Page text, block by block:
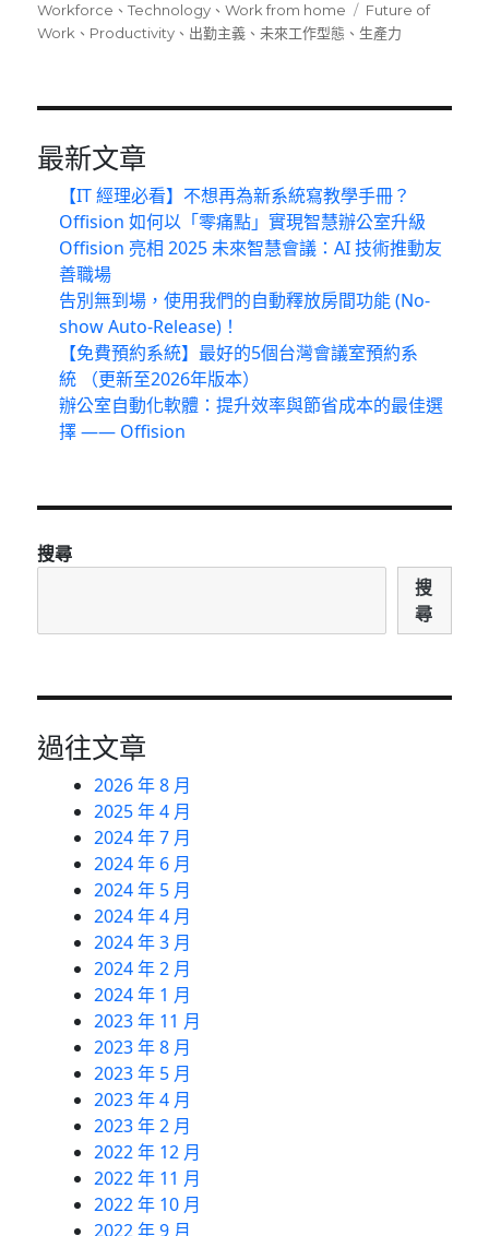
佈
日
類
Workforce 、Technology 、Work from home
標
籤
Future of
Work 、 Productivity 、 出勤主義 、未來工作型態 、 生產力
最新文章
【IT 經理必看】不想再為新系統寫教學手冊？
Offision 如何以「零痛點」實現智慧辦公室升級
Offision 亮相 2025 未來智慧會議：AI 技術推動友
善職場
告別無到場，使用我們的自動釋放房間功能 (No-
show Auto-Release)！
【免費預約系統】最好的5個台灣會議室預約系
統 （更新至2026年版本）
辦公室自動化軟體：提升效率與節省成本的最佳選
擇 —— Offision
搜尋
搜
尋
過往文章
2026 年 8 月
2025 年 4 月
2024 年 7 月
2024 年 6 月
2024 年 5 月
2024 年 4 月
2024 年 3 月
2024 年 2 月
2024 年 1 月
2023 年 11 月
2023 年 8 月
2023 年 5 月
2023 年 4 月
2023 年 2 月
2022 年 12 月
2022 年 11 月
2022 年 10 月
2022 年 9 月